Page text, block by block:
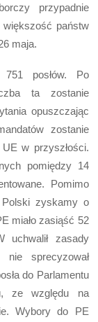
przypadnie
państw
maja.
posłów. Po
ta zostanie
opuszczając
zostanie
w przyszłości.
pomiędzy 14
Pomimo
Polski zyskamy o
miało zasiąść 52
uchwalił zasady
nie sprecyzował
do Parlamentu
ze względu na
Wybory do PE